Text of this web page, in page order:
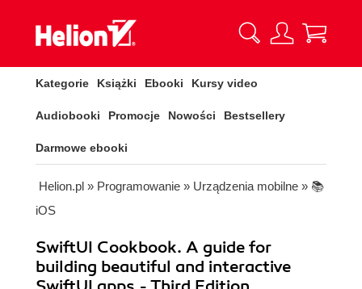
Kategorie Książki Ebooki Kursy video
Audiobooki Promocje Nowości Bestsellery
Darmowe ebooki
Helion.pl » Programowanie » Urządzenia mobilne » 📚
iOS
SwiftUI Cookbook. A guide for
building beautiful and interactive